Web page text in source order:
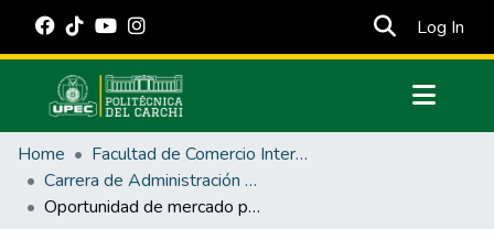
Log In
Communities & Collections
All of DSpace
Statistics
Home
Facultad de Comercio Internacional, Integración, Administración y Economía Empresarial
Carrera de Administración de Empresas y Marketing
Oportunidad de mercado para la comercialización de shampoo a base de almidón de papa en las provincias de Carchi e Imbabura